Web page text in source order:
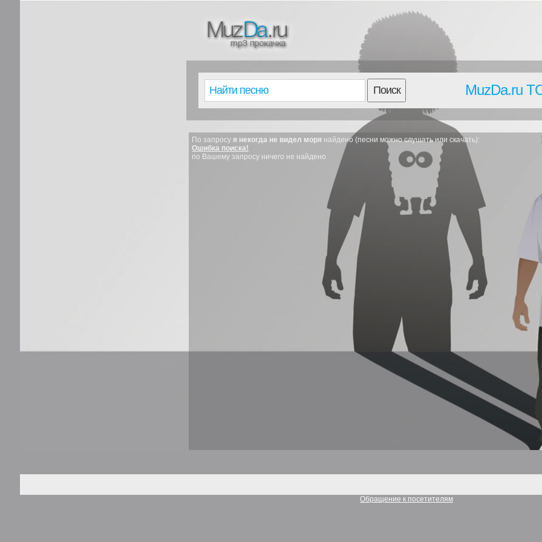
Поиск MuzDa.ru
По запросу я некогда не видел моря найдено (песни можно слушать или скачать):
Ошибка поиска!
по Вашему запросу ничего не найдено
Обращение к посетителям